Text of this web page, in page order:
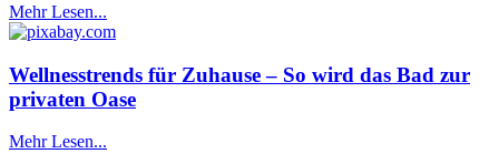
Mehr Lesen...
Wellnesstrends für Zuhause – So wird das Bad zur
privaten Oase
Mehr Lesen...